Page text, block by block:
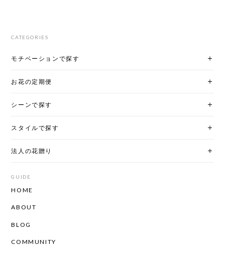
CATEGORIES
モチベーションで探す
お花の定期便
シーンで探す
スタイルで探す
法人の花贈り
GUIDE
HOME
ABOUT
BLOG
COMMUNITY